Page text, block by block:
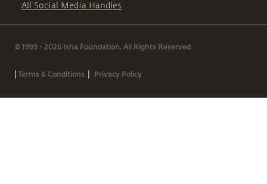
All Social Media Handles
© 1999 - 2026 Isha Foundation. All Rights Reserved.
|Terms & Conditions | Privacy Policy